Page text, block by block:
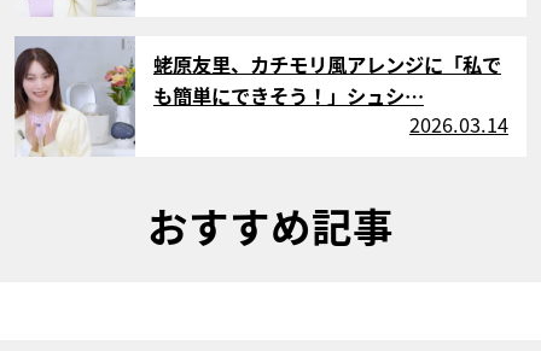
サムネイル
蛯原友里、カチモリ風アレンジに「私で
も簡単にできそう！」シュシ…
2026.03.14
おすすめ記事